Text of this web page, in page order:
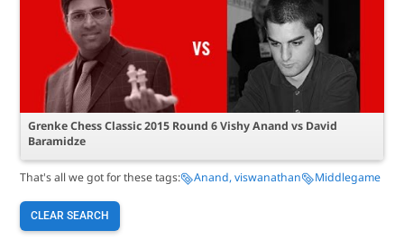
Grenke Chess Classic 2015 Round 6 Vishy Anand vs David
Baramidze
That's all we got for these tags: Anand, viswanathan Middlegame
CLEAR SEARCH